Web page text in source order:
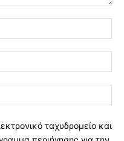
ταχυδρομείο και